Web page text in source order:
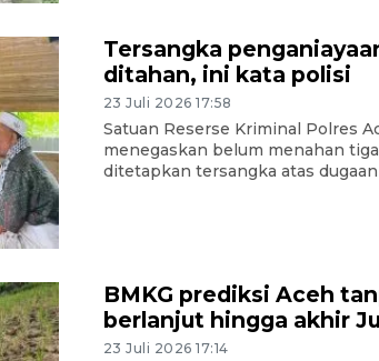
Tersangka
ditahan, ini kata polisi
23 Juli 2026 17:58
Satuan Reserse Kriminal Polres
menegaskan belum menahan
ditetapkan tersangka atas dugaan
BMKG prediksi Aceh
berlanjut hingga akhir
23 Juli 2026 17:14